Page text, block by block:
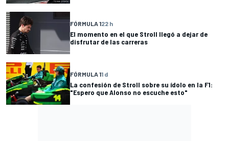
FÓRMULA 122 h
El momento en el que Stroll llegó a dejar de
disfrutar de las carreras
FÓRMULA 11 d
La confesión de Stroll sobre su ídolo en la F1:
"Espero que Alonso no escuche esto"